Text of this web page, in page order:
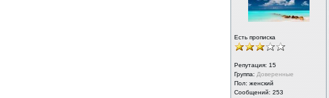
Есть прописка
Репутация: 15
Группа: Доверенные
Пол: женский
Сообщений: 253